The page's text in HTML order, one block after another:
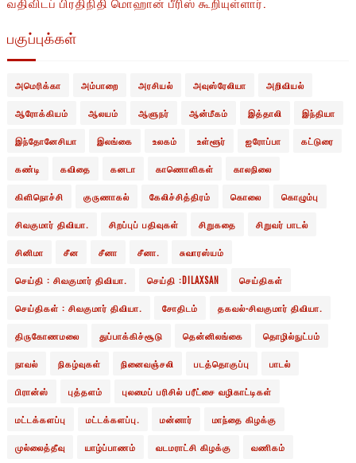
பகுப்புக்கள்
அமெரிக்கா அம்பாறை அரசியல் அவுஸ்ரேலியா அறிவியல்
ஆரோக்கியம் ஆலயம் ஆளுநர் ஆன்மீகம் இத்தாலி இந்தியா
இந்தோனேசியா இலங்கை உலகம் உள்ளூர் ஐரோப்பா கட்டுரை
கண்டி கவிதை கனடா காணொளிகள் காலநிலை
கிளிநொச்சி குருணாகல் கேலிச்சித்திரம் கொலை கொழும்பு
சிவகுமார் திவியா. சிறப்புப் பதிவுகள் சிறுகதை சிறுவர் பாடல்
சினிமா சீன சீனா சீனா. சுவாரஸ்யம்
செய்தி : சிவகுமார் திவியா. செய்தி :DILAXSAN செய்திகள்
செய்திகள் : சிவகுமார் திவியா. சோதிடம் தகவல்-சிவகுமார் திவியா.
திருகோணமலை துப்பாக்கிச்சூடு தென்னிலங்கை தொழில்நுட்பம்
நாவல் நிகழ்வுகள் நினைவஞ்சலி படத்தொகுப்பு பாடல்
பிரான்ஸ் புத்தளம் புலமைப் பரிசில் பரீட்சை வழிகாட்டிகள்
மட்டக்களப்பு மட்டக்களப்பு. மன்னார் மாந்தை கிழக்கு
முல்லைத்தீவு யாழ்ப்பாணம் வடமராட்சி கிழக்கு வணிகம்